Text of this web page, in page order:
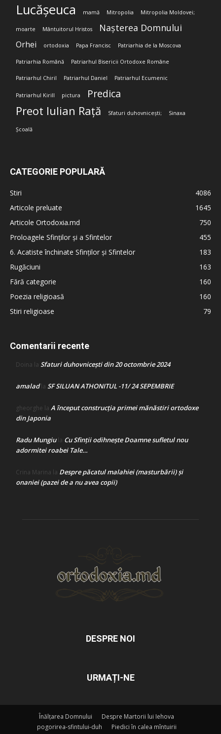
Lucășeuca mamă Mitropolia Mitropolia Moldovei;
moarte Mântuitorul Hristos Nașterea Domnului
Orhei ortodoxia Papa Francisc Patriarhia de la Moscova
Patriarhia Română Patriarhul Bisericii Ortodoxe Române
Patriarhul Chiril Patriarhul Daniel Patriarhul Ecumenic
Patriarhul Kirill pictura Predica
Preot Iulian Rață Sfaturi duhovnicești; Sinaxa
Școală
CATEGORIE POPULARĂ
Stiri
4086
Articole preluate
1645
Articole Ortodoxia.md
750
Proloagele Sfinților și a Sfintelor
455
6. Acatiste închinate Sfinților și Sfintelor
183
Rugăciuni
163
Fără categorie
160
Poezia religioasă
160
Stiri religioase
79
Comentarii recente
Doina la Sfaturi duhovnicești din 20 octombrie 2024
amaladla SF SILUAN ATHONITUL -11/ 24 SEPEMBRIE
gheorghe la A început construcţia primei mănăstiri ortodoxe
din Japonia
Radu Mungiula Cu Sfinții odihnește Doamne sufletul nou
adormitei roabei Tale…
Crina Marina la Despre păcatul malahiei (masturbării) şi
onaniei (pazei de a nu avea copii)
DESPRE NOI
URMAȚI-NE
Înălțarea Domnului
Despre Martorii lui Iehova
pogorirea-sfintului-duh
Piedici în calea mîntuirii